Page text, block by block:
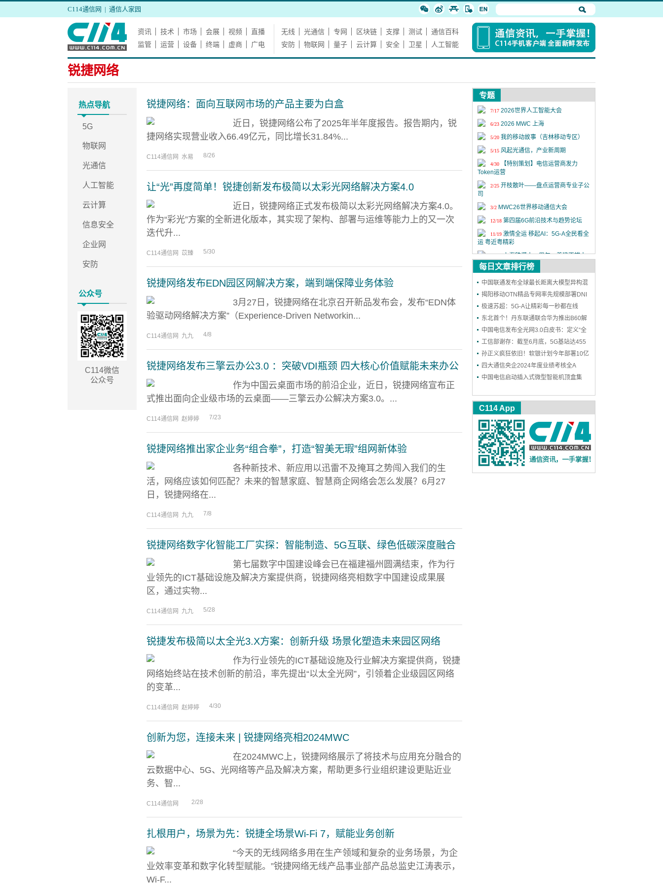
C114通信网 | 通信人家园
资讯 技术 市场 会展 视频
直播
监管
运营 设备 终端 虚商 广电
无线 光通信 专网 区块链 支撑 测试
通信百科
安防
物联网 量子 云计算 安全 卫星 人工智能
锐捷网络
热点导航
5G
物联网
光通信
人工智能
云计算
信息安全
企业网
安防
公众号
C114微信
公众号
锐捷网络：面向互联网市场的产品主要为白盒
近日，锐捷网络公布了2025年半年度报告。报告期内，锐
捷网络实现营业收入66.49亿元，同比增长31.84%...
C114通信网 水易 8/26
让“光”再度简单！锐捷创新发布极简以太彩光网络解决方案4.0
近日，锐捷网络正式发布极简以太彩光网络解决方案4.0。
作为“彩光”方案的全新进化版本，其实现了架构、部署与运维等能力上的又一次
迭代升...
C114通信网 苡臻 5/30
锐捷网络发布EDN园区网解决方案，端到端保障业务体验
3月27日，锐捷网络在北京召开新品发布会，发布“EDN体
验驱动网络解决方案”（Experience-Driven Networkin...
C114通信网 九九 4/8
锐捷网络发布三擎云办公3.0 ：突破VDI瓶颈 四大核心价值赋能未来办公
作为中国云桌面市场的前沿企业，近日，锐捷网络宣布正
式推出面向企业级市场的云桌面——三擎云办公解决方案3.0。...
C114通信网 赵婷婷 7/23
锐捷网络推出家企业务“组合拳”，打造“智美无瑕”组网新体验
各种新技术、新应用以迅雷不及掩耳之势闯入我们的生
活，网络应该如何匹配？未来的智慧家庭、智慧商企网络会怎么发展？6月27
日，锐捷网络在...
C114通信网 九九 7/8
锐捷网络数字化智能工厂实探：智能制造、5G互联、绿色低碳深度融合
第七届数字中国建设峰会已在福建福州圆满结束，作为行
业领先的ICT基础设施及解决方案提供商，锐捷网络亮相数字中国建设成果展
区，通过实物...
C114通信网 九九 5/28
锐捷发布极简以太全光3.X方案：创新升级 场景化塑造未来园区网络
作为行业领先的ICT基础设施及行业解决方案提供商，锐捷
网络始终站在技术创新的前沿，率先提出“以太全光网”，引领着企业级园区网络
的变革...
C114通信网 赵婷婷 4/30
创新为您，连接未来 | 锐捷网络亮相2024MWC
在2024MWC上，锐捷网络展示了将技术与应用充分融合的
云数据中心、5G、光网络等产品及解决方案，帮助更多行业组织建设更贴近业
务、智...
C114通信网 2/28
扎根用户，场景为先：锐捷全场景Wi-Fi 7，赋能业务创新
“今天的无线网络多用在生产领域和复杂的业务场景，为企
业效率变革和数字化转型赋能。”锐捷网络无线产品事业部产品总监史江涛表示，
Wi-F...
专题
7/17 2026世界人工智能大会
6/23 2026 MWC 上海
5/20 我的移动故事（吉林移动专区）
5/15 风起光通信，产业新周期
4/30
【特别策划】电信运营商发力
Token运营
2/25 开枝散叶——盘点运营商专业子公
司
3/2 MWC26世界移动通信大会
12/18 第四届6G前沿技术与趋势论坛
11/19 激情全运 移起AI：5G-A全民看全
运 粤近粤精彩
11/18 上海铁塔十一周年：善建不拔十
一载，锐意进取向未来
9/9 第二十六届中国国际光电博览会
每日文章排行榜
中国联通发布全球最长距离大模型异构混
训成果
揭阳移动OTN精品专网率先规模部署DNI
保护，实现高可靠能力再升级
极速苏超：5G-A让精彩每一秒都在线
东北首个！丹东联通联合华为推出B60解
决方案，一站式护航企业网络和安防
中国电信发布全光网3.0白皮书：定义“全
光智联”，2030年能力基本达成
工信部谢存：截至6月底，5G基站达455
万个 5G用户达11.18亿户
孙正义疯狂依旧！软银计划今年部署10亿
个AI智能体
四大通信央企2024年度业绩考核全A
中国电信启动插入式微型智能机顶盒集
C114 App